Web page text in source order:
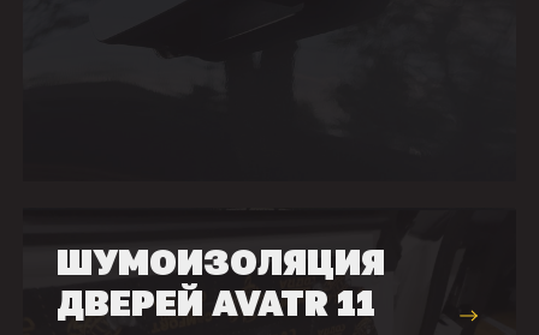
ШУМОИЗОЛЯЦИЯ
ДВЕРЕЙ AVATR 11